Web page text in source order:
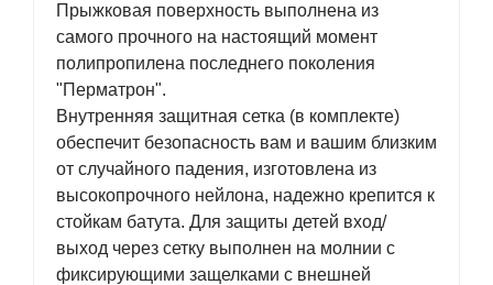
Прыжковая поверхность выполнена из
самого прочного на настоящий момент
полипропилена последнего поколения
"Перматрон".
Внутренняя защитная сетка (в комплекте)
обеспечит безопасность вам и вашим близким
от случайного падения, изготовлена из
высокопрочного нейлона, надежно крепится к
стойкам батута. Для защиты детей вход/
выход через сетку выполнен на молнии с
фиксирующими защелками с внешней